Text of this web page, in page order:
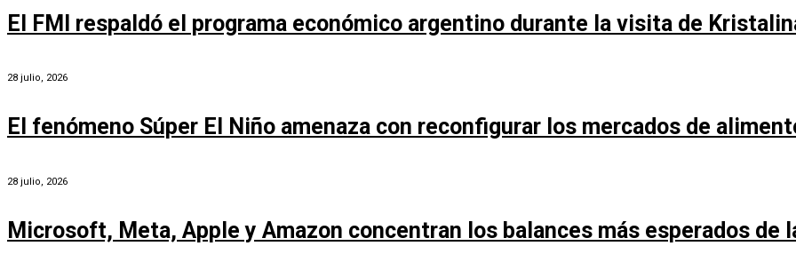
El FMI respaldó el programa económico argentino durante la visita de
28 julio, 2026
El fenómeno Súper El Niño amenaza con reconfigurar los mercados de
28 julio, 2026
Microsoft, Meta, Apple y Amazon concentran los balances más esperados de